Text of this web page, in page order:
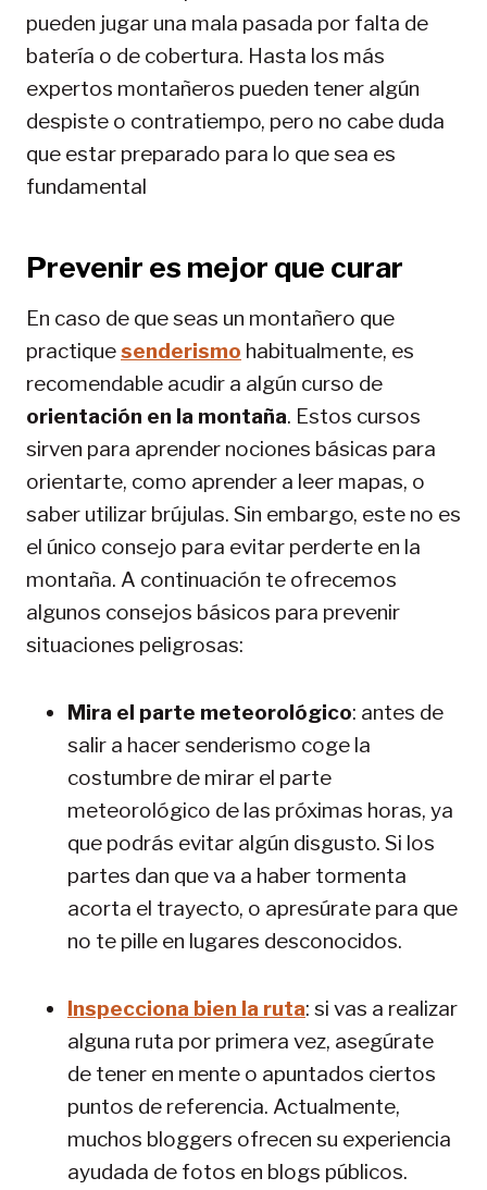
pueden jugar una mala pasada por falta de
batería o de cobertura. Hasta los más
expertos montañeros pueden tener algún
despiste o contratiempo, pero no cabe duda
que estar preparado para lo que sea es
fundamental
Prevenir es mejor que curar
En caso de que seas un montañero que
practiquesenderismo habitualmente, es
recomendable acudir a algún curso de
orientación en la montaña. Estos cursos
sirven para aprender nociones básicas para
orientarte, como aprender a leer mapas, o
saber utilizar brújulas. Sin embargo, este no es
el único consejo para evitar perderte en la
montaña. A continuación te ofrecemos
algunos consejos básicos para prevenir
situaciones peligrosas:
Mira el parte meteorológico: antes de
salir a hacer senderismo coge la
costumbre de mirar el parte
meteorológico de las próximas horas, ya
que podrás evitar algún disgusto. Si los
partes dan que va a haber tormenta
acorta el trayecto, o apresúrate para que
no te pille en lugares desconocidos.
Inspecciona bien la ruta: si vas a realizar
alguna ruta por primera vez, asegúrate
de tener en mente o apuntados ciertos
puntos de referencia. Actualmente,
muchos bloggers ofrecen su experiencia
ayudada de fotos en blogs públicos.